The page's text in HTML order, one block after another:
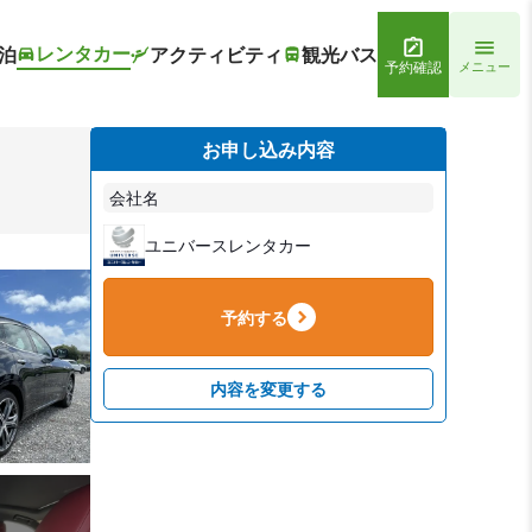
レンタカー アクティビティ 観光バス 予約確認 メニュー
お申し込み内容
会社名
ユニバースレンタカー
予約する
内容を変更する